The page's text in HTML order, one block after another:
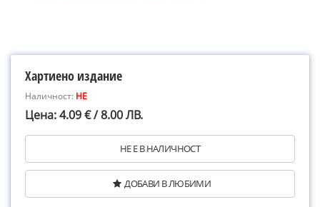
Хартиено издание
Наличност: НЕ
Цена: 4.09 € / 8.00 ЛВ.
НЕ Е В НАЛИЧНОСТ
ДОБАВИ В ЛЮБИМИ